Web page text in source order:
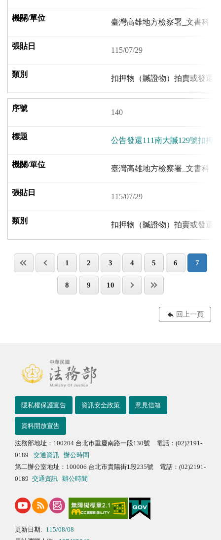
臺灣高雄地方檢察署_文書科
115/07/29
扣押物（贓證物）拍賣或發還
140
公告發還111南大贓129號扣押
臺灣高雄地方檢察署_文書科
115/07/29
扣押物（贓證物）拍賣或發還
1 2 3 4 5 6 7
8 9 10
回上一頁
隱私權保護宣告 資訊安全政策 意見信箱
資料開放宣告
法務部地址：100204 台北市重慶南路一段130號 電話：(02)2191-
0189
交通資訊
辦公時間
第二辦公室地址：100006 台北市貴陽街1段235號 電話：(02)2191-
0189 交通資訊 辦公時間
更新日期: 115/08/08